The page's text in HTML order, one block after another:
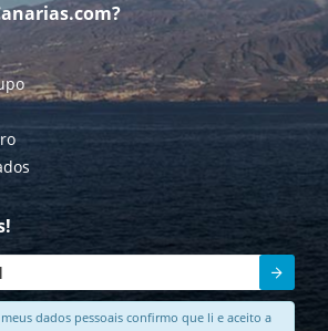
dados pessoais confirmo que li e aceito a